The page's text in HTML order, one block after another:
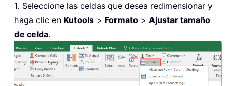
1. Seleccione las celdas que desea redimensionar y
haga clic en Kutools > Formato > Ajustar tamaño
de celda.